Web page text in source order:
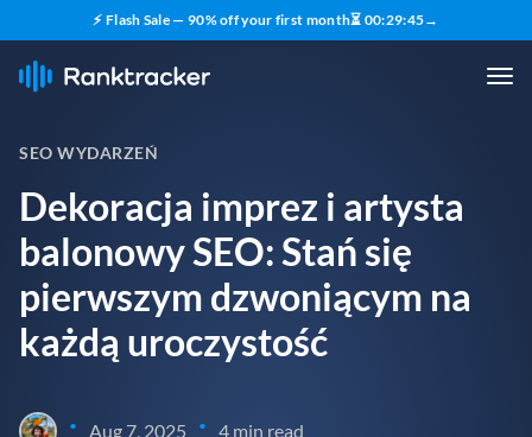
⚡ Flash Sale — 90% off your first month⏳ 00:29:44→
SEO WYDARZEŃ
Dekoracja imprez i artysta
balonowy SEO: Stań się
pierwszym dzwoniącym na
każdą uroczystość
• Aug 7, 2025 • 4 min read